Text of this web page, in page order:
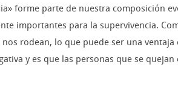
forme parte de nuestra composición
importantes para la supervivencia.
rodean, lo que puede ser una
y es que las personas que se